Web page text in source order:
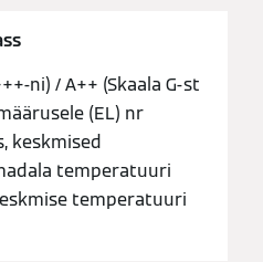
ni) / A++ (Skaala G-st
(EL) nr
keskmised
temperatuuri
temperatuuri